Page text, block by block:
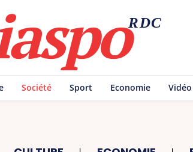
RDC
Société Sport Economie Vidéo